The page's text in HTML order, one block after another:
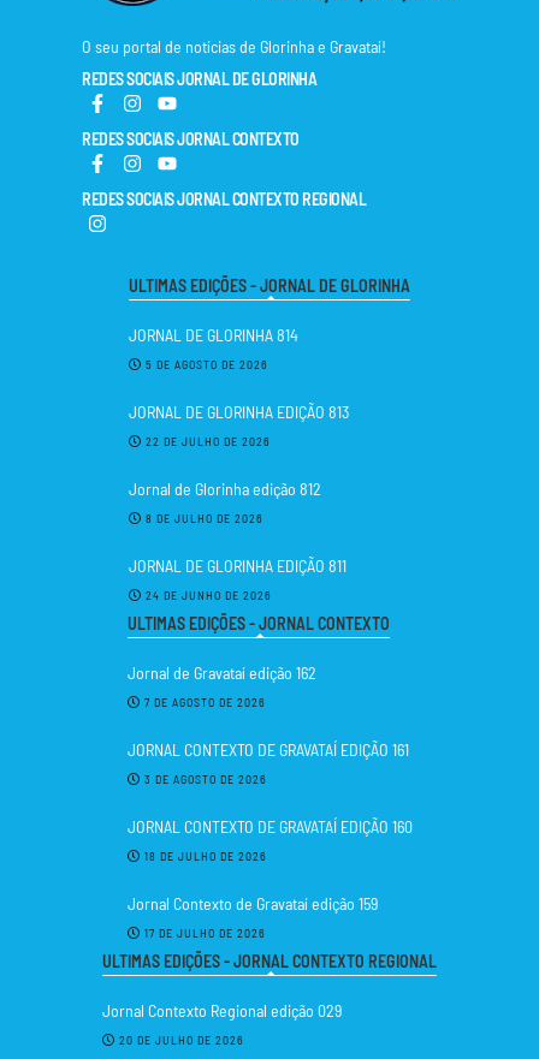
O seu portal de notícias de Glorinha e Gravataí!
REDES SOCIAIS JORNAL DE GLORINHA
REDES SOCIAIS JORNAL CONTEXTO
REDES SOCIAIS JORNAL CONTEXTO REGIONAL
ULTIMAS EDIÇÕES - JORNAL DE GLORINHA
JORNAL DE GLORINHA 814
5 DE AGOSTO DE 2026
JORNAL DE GLORINHA EDIÇÃO 813
22 DE JULHO DE 2026
Jornal de Glorinha edição 812
8 DE JULHO DE 2026
JORNAL DE GLORINHA EDIÇÃO 811
24 DE JUNHO DE 2026
ULTIMAS EDIÇÕES - JORNAL CONTEXTO
Jornal de Gravataí edição 162
7 DE AGOSTO DE 2026
JORNAL CONTEXTO DE GRAVATAÍ EDIÇÃO 161
3 DE AGOSTO DE 2026
JORNAL CONTEXTO DE GRAVATAÍ EDIÇÃO 160
18 DE JULHO DE 2026
Jornal Contexto de Gravataí edição 159
17 DE JULHO DE 2026
ULTIMAS EDIÇÕES - JORNAL CONTEXTO REGIONAL
Jornal Contexto Regional edição 029
20 DE JULHO DE 2026